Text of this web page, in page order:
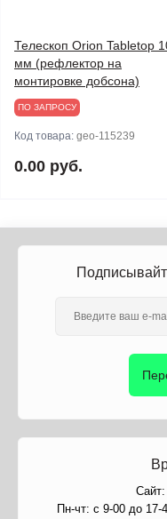
Телескоп Orion Tabletop
мм (рефлектор на
монтировке добсона)
ПО ЗАПРОСУ
Код товара: geo-115239
0.00 руб.
Пн-чт: с 9-00 до 17-